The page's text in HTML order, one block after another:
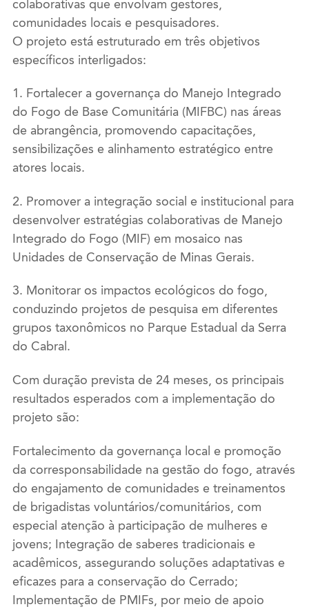
colaborativas que envolvam gestores,
comunidades locais e pesquisadores.
O projeto está estruturado em três objetivos
específicos interligados:
1. Fortalecer a governança do Manejo Integrado
do Fogo de Base Comunitária (MIFBC) nas áreas
de abrangência, promovendo capacitações,
sensibilizações e alinhamento estratégico entre
atores locais.
2. Promover a integração social e institucional para
desenvolver estratégias colaborativas de Manejo
Integrado do Fogo (MIF) em mosaico nas
Unidades de Conservação de Minas Gerais.
3. Monitorar os impactos ecológicos do fogo,
conduzindo projetos de pesquisa em diferentes
grupos taxonômicos no Parque Estadual da Serra
do Cabral.
Com duração prevista de 24 meses, os principais
resultados esperados com a implementação do
projeto são:
Fortalecimento da governança local e promoção
da corresponsabilidade na gestão do fogo, através
do engajamento de comunidades e treinamentos
de brigadistas voluntários/comunitários, com
especial atenção à participação de mulheres e
jovens; Integração de saberes tradicionais e
acadêmicos, assegurando soluções adaptativas e
eficazes para a conservação do Cerrado;
Implementação de PMIFs, por meio de apoio